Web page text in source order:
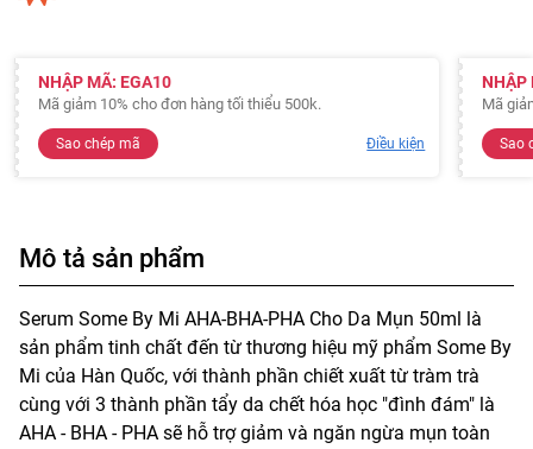
NHẬP MÃ: EGA10
Mã giảm 10% cho đơn hàng tối thiểu 500k.
Sao chép mã Điều kiện
NHẬP
Mã
Sao
Mô tả sản phẩm
Serum Some By Mi AHA-BHA-PHA Cho Da Mụn 50ml là
sản phẩm tinh chất đến từ thương hiệu mỹ phẩm Some By
Mi của Hàn Quốc, với thành phần chiết xuất từ tràm trà
cùng với 3 thành phần tẩy da chết hóa học "đình đám" là
AHA - BHA - PHA sẽ hỗ trợ giảm và ngăn ngừa mụn toàn